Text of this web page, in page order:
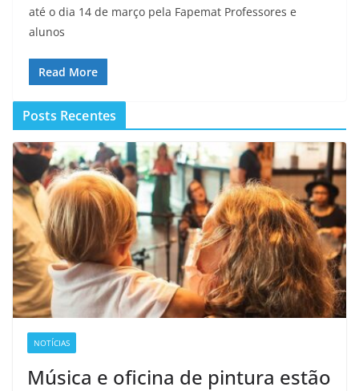
até o dia 14 de março pela Fapemat Professores e
alunos
Read More
Posts Recentes
NOTÍCIAS
Música e oficina de pintura estão